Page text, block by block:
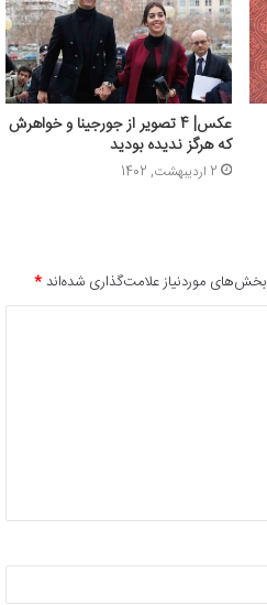
عکس| 4 تصویر از جورجینا و خواهرش
که هرگز ندیده بودید
2 اردیبهشت, 1402
بخش‌های موردنیاز علامت‌گذاری شده‌اند*